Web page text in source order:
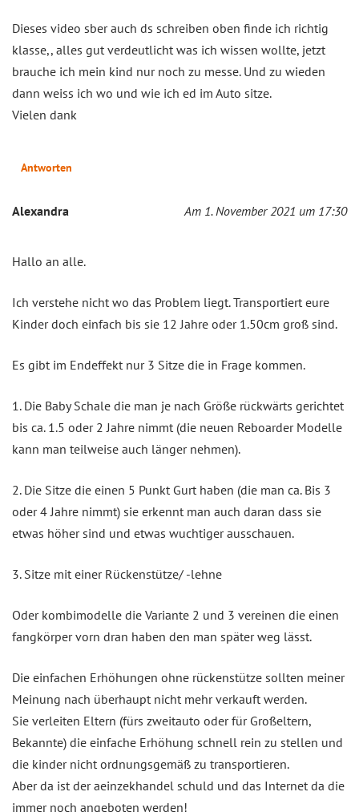
Dieses video sber auch ds schreiben oben finde ich richtig
klasse,, alles gut verdeutlicht was ich wissen wollte, jetzt
brauche ich mein kind nur noch zu messe. Und zu wieden
dann weiss ich wo und wie ich ed im Auto sitze.
Vielen dank
Antworten
Alexandra Am 1. November 2021 um 17:30
Hallo an alle.
Ich verstehe nicht wo das Problem liegt. Transportiert eure
Kinder doch einfach bis sie 12 Jahre oder 1.50cm groß sind.
Es gibt im Endeffekt nur 3 Sitze die in Frage kommen.
1. Die Baby Schale die man je nach Größe rückwärts gerichtet
bis ca. 1.5 oder 2 Jahre nimmt (die neuen Reboarder Modelle
kann man teilweise auch länger nehmen).
2. Die Sitze die einen 5 Punkt Gurt haben (die man ca. Bis 3
oder 4 Jahre nimmt) sie erkennt man auch daran dass sie
etwas höher sind und etwas wuchtiger ausschauen.
3. Sitze mit einer Rückenstütze/ -lehne
Oder kombimodelle die Variante 2 und 3 vereinen die einen
fangkörper vorn dran haben den man später weg lässt.
Die einfachen Erhöhungen ohne rückenstütze sollten meiner
Meinung nach überhaupt nicht mehr verkauft werden.
Sie verleiten Eltern (fürs zweitauto oder für Großeltern,
Bekannte) die einfache Erhöhung schnell rein zu stellen und
die kinder nicht ordnungsgemäß zu transportieren.
Aber da ist der aeinzekhandel schuld und das Internet da die
immer noch angeboten werden!